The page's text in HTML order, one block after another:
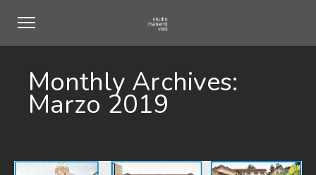
Monthly Archives:
Marzo 2019